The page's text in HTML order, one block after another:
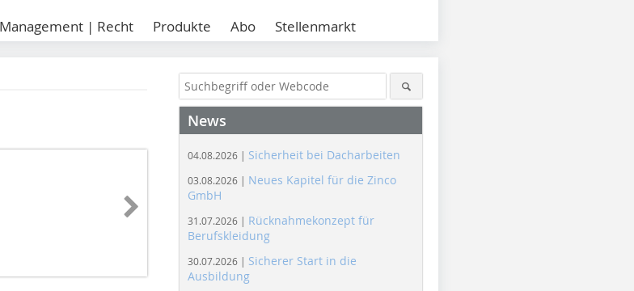
Management | Recht Produkte Abo Stellenmarkt
News
04.08.2026 | Sicherheit bei Dacharbeiten
03.08.2026 | Neues Kapitel für die Zinco
GmbH
31.07.2026 | Rücknahmekonzept für
Berufskleidung
30.07.2026 | Sicherer Start in die
Ausbildung